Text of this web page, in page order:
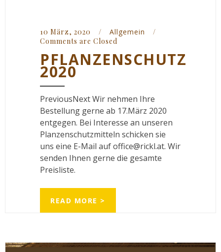
10 März, 2020 / Allgemein
/
Comments are Closed
PFLANZENSCHUTZ
2020
PreviousNext Wir nehmen Ihre
Bestellung gerne ab 17.März 2020
entgegen. Bei Interesse an unseren
Planzenschutzmitteln schicken sie
uns eine E-Mail auf office@rickl.at. Wir
senden Ihnen gerne die gesamte
Preisliste.
READ MORE >